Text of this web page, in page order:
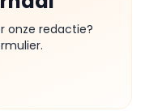
onze redactie?